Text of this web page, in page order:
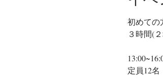
初めての
３時間(
定員12名